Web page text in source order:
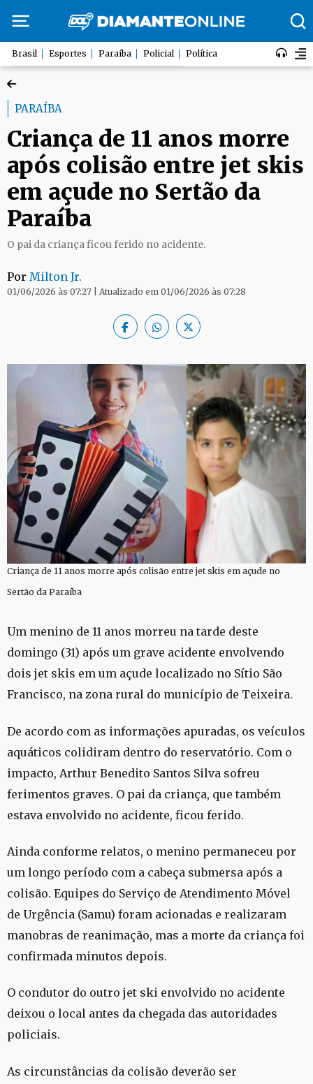
Brasil Esportes Paraíba Policial Política
PARAÍBA
Criança de 11 anos morre
após colisão entre jet skis
em açude no Sertão da
Paraíba
O pai da criança ficou ferido no acidente.
Por Milton Jr.
01/06/2026 às 07:27 | Atualizado em 01/06/2026 às 07:28
Criança de 11 anos morre após colisão entre jet skis em açude no
Sertão da Paraíba
Um menino de 11 anos morreu na tarde deste
domingo (31) após um grave acidente envolvendo
dois jet skis em um açude localizado no Sítio São
Francisco, na zona rural do município de Teixeira.
De acordo com as informações apuradas, os veículos
aquáticos colidiram dentro do reservatório. Com o
impacto, Arthur Benedito Santos Silva sofreu
ferimentos graves. O pai da criança, que também
estava envolvido no acidente, ficou ferido.
Ainda conforme relatos, o menino permaneceu por
um longo período com a cabeça submersa após a
colisão. Equipes do Serviço de Atendimento Móvel
de Urgência (Samu) foram acionadas e realizaram
manobras de reanimação, mas a morte da criança foi
confirmada minutos depois.
O condutor do outro jet ski envolvido no acidente
deixou o local antes da chegada das autoridades
policiais.
As circunstâncias da colisão deverão ser